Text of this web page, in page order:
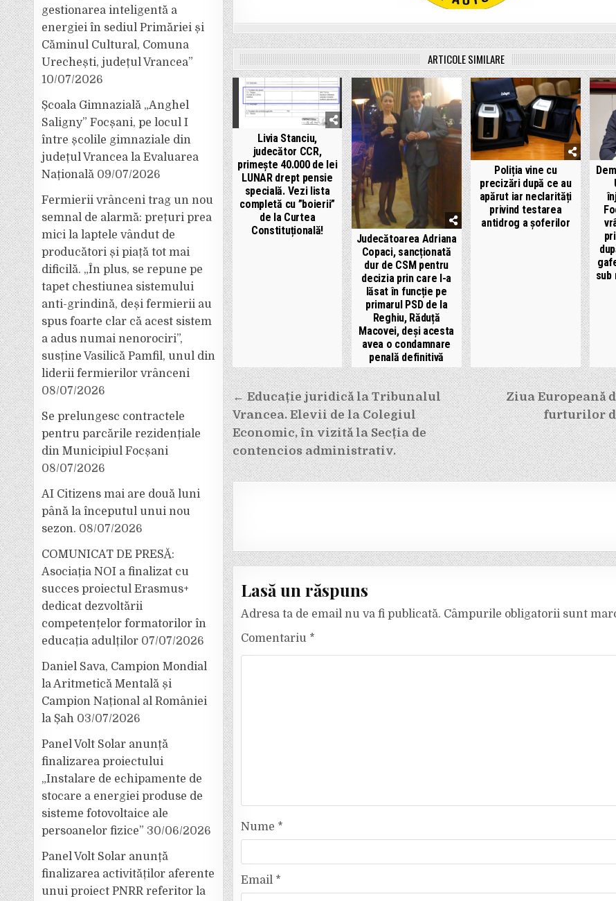
ARTICOLE SIMILARE
Livia Stanciu,
judecător CCR,
primește 40.000 de lei
LUNAR drept pensie
specială. Vezi lista
completă cu ”boierii”
de la Curtea
Constituțională!
Judecătoarea Adriana
Copaci, sancționată
dur de CSM pentru
decizia prin care l-a
lăsat în funcție pe
primarul PSD de la
Reghiu, Răduță
Macovei, deși acesta
avea o condamnare
penală definitivă
Poliția vine cu
precizări după ce au
apărut iar neclarități
privind testarea
antidrog a șoferilor
sub
Navigare
în
articole
Ziua Europeană
furturilor
← Educație juridică la Tribunalul
Vrancea. Elevii de la Colegiul
Economic, în vizită la Secția de
contencios administrativ.
Lasă un răspuns
Adresa ta de email nu va fi publicată. Câmpurile obligatorii sunt
Comentariu *
Nume *
Email *
gestionarea inteligentă a
energiei în sediul Primăriei și
Căminul Cultural, Comuna
Urechești, județul Vrancea”
10/07/2026
Școala Gimnazială „Anghel
Saligny” Focșani, pe locul I
între școlile gimnaziale din
județul Vrancea la Evaluarea
Națională 09/07/2026
Fermierii vrânceni trag un nou
semnal de alarmă: prețuri prea
mici la laptele vândut de
producători și piață tot mai
dificilă. „În plus, se repune pe
tapet chestiunea sistemului
anti-grindină, deși fermierii au
spus foarte clar că acest sistem
a adus numai nenorociri”,
susține Vasilică Pamfil, unul din
liderii fermierilor vrânceni
08/07/2026
Se prelungesc contractele
pentru parcările rezidențiale
din Municipiul Focșani
08/07/2026
AI Citizens mai are două luni
până la începutul unui nou
sezon. 08/07/2026
COMUNICAT DE PRESĂ:
Asociația NOI a finalizat cu
succes proiectul Erasmus+
dedicat dezvoltării
competențelor formatorilor în
educația adulților 07/07/2026
Daniel Sava, Campion Mondial
la Aritmetică Mentală și
Campion Național al României
la Șah 03/07/2026
Panel Volt Solar anunță
finalizarea proiectului
„Instalare de echipamente de
stocare a energiei produse de
sisteme fotovoltaice ale
persoanelor fizice” 30/06/2026
Panel Volt Solar anunță
finalizarea activităților aferente
unui proiect PNRR referitor la